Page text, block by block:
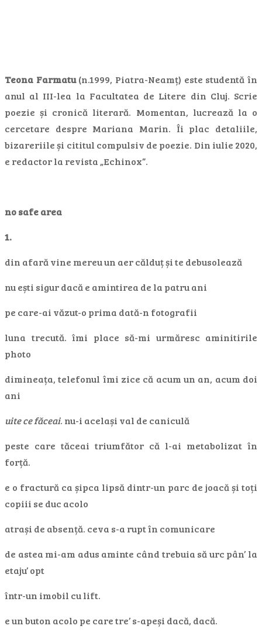
Teona Farmatu(n.1999, Piatra-Neamț) este studentă în
anul al III-lea la Facultatea de Litere din Cluj. Scrie
poezie și cronică literară. Momentan, lucrează la o
cercetare despre Mariana Marin. Îi plac detaliile,
bizareriile și cititul compulsiv de poezie. Din iulie 2020,
e redactor la revista „Echinox”.
no safe area
1.
din afară vine mereu un aer călduț și te debusolează
nu ești sigur dacă e amintirea de la patru ani
pe care-ai văzut-o prima dată-n fotografii
luna trecută. îmi place să-mi urmăresc aminitirile
photo
dimineața, telefonul îmi zice că acum un an, acum doi
ani
uite ce făceai. nu-i același val de caniculă
peste care tăceai triumfător că l-ai metabolizat în
forță.
e o fractură ca șipca lipsă dintr-un parc de joacă și toți
copiii se duc acolo
atrași de absență. ceva s-a rupt în comunicare
de astea mi-am adus aminte când trebuia să urc pân’ la
etaju’ opt
într-un imobil cu lift.
e un buton acolo pe care tre’ s-apeși dacă, dacă.